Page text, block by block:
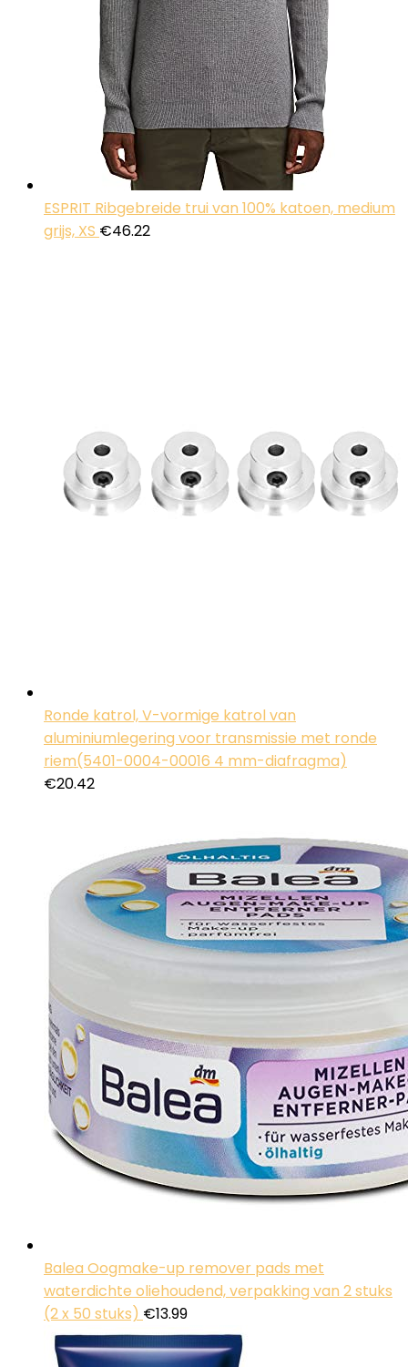
ESPRIT Ribgebreide trui van 100% katoen, medium
grijs, XS €46.22
Ronde katrol, V-vormige katrol van
aluminiumlegering voor transmissie met ronde
riem(5401-0004-00016 4 mm-diafragma)
€20.42
Balea Oogmake-up remover pads met
waterdichte oliehoudend, verpakking van 2 stuks
(2 x 50 stuks) €13.99